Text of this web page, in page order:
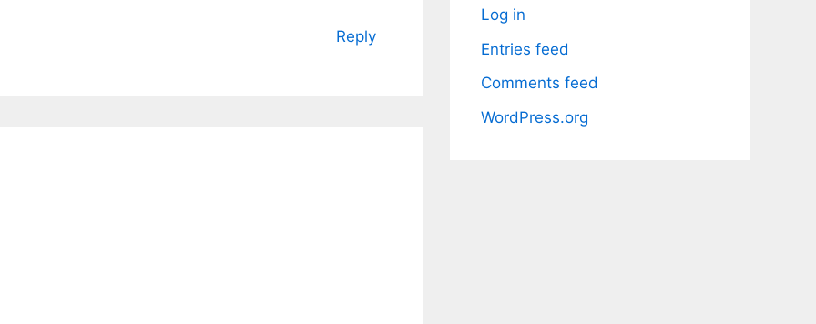
Reply
Log in
Entries feed
Comments feed
WordPress.org